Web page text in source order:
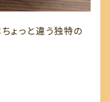
ょっと違う独特の